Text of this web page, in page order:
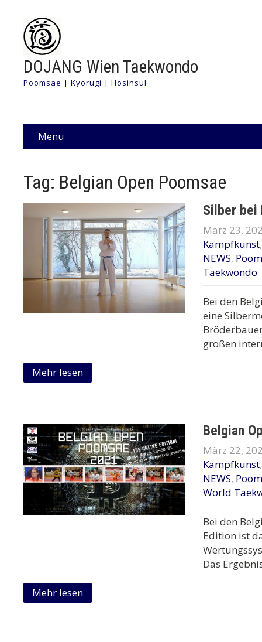
DOJANG Wien Taekwondo
Poomsae | Kyorugi | Hosinsul
Menu
Tag: Belgian Open Poomsae
Silber bei
März 23,
Kampfkunst
NEWS,
Taekwondo
Bei den
eine
großen
Mehr lesen
Belgian
März 22,
Kampfkunst
NEWS,
World
Bei den
Edition ist
Das
Mehr lesen